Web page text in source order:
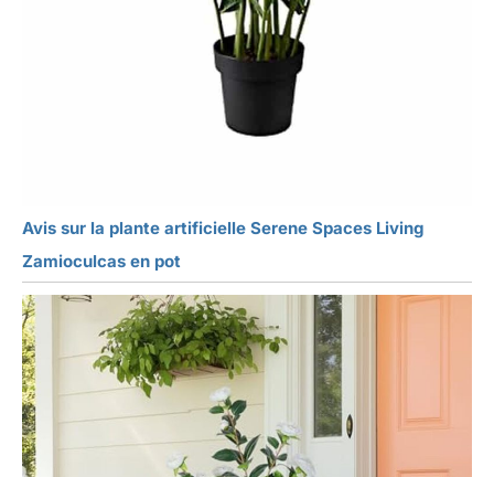
Avis sur la plante artificielle Serene Spaces Living
Zamioculcas en pot